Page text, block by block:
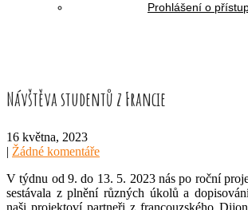
Prohlášení o
Návštěva studentů z Francie
16 května, 2023
| Žádné komentáře
V týdnu od 9. do 13. 5. 2023 nás po roční
sestávala z plnění různých úkolů a
naši projektoví partneři z francouzského